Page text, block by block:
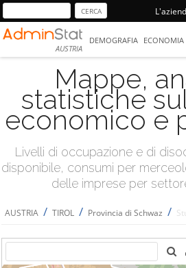
AUSTRIA
DEMOGRAFIA ECONOMIA
Mappe,
statistiche
economico e
Livelli di occupazione e di
disponibile, consumi per
delle imprese per
AUSTRIA / TIROL / Provincia di Schwaz /